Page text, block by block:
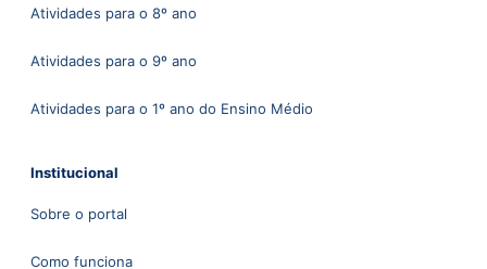
Atividades para o 8º ano
Atividades para o 9º ano
Atividades para o 1º ano do Ensino Médio
Institucional
Sobre o portal
Como funciona